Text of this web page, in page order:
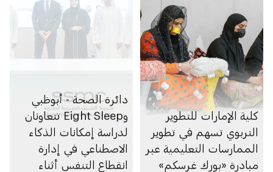
كلية الإمارات للتطوير
التربوي تسهم في تطوير
الممارسات التعليمية عبر
مبادرة «بورك غرسكم»
دائرة الصحة - أبوظبي
وEight Sleep تتعاونان
لدراسة إمكانات الذكاء
الاصطناعي في إدارة
انقطاع التنفس أثناء